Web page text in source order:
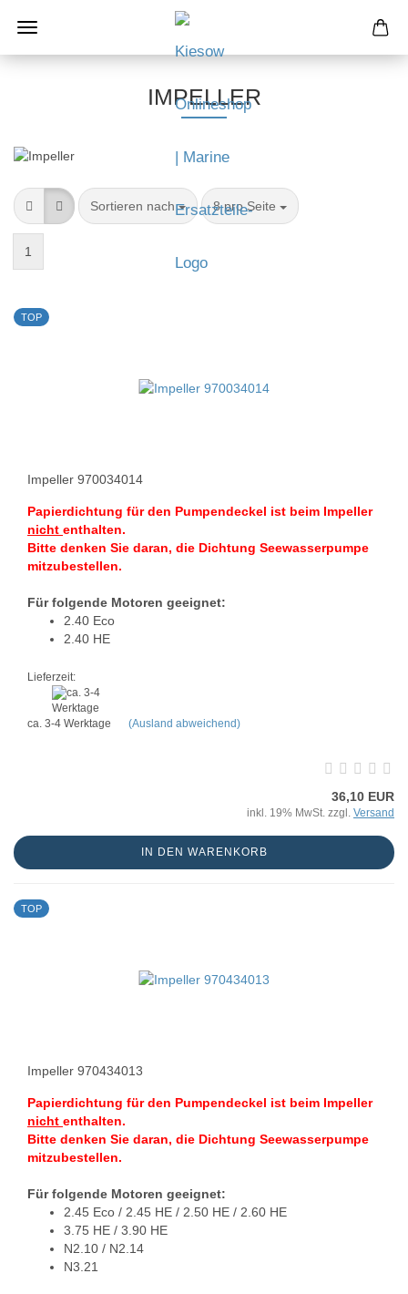
IMPELLER
Sortieren nach 8 pro Seite
1
TOP
Impeller 970034014
Papierdichtung für den Pumpendeckel ist beim Impeller
nicht enthalten.
Bitte denken Sie daran, die Dichtung Seewasserpumpe
mitzubestellen.
Für folgende Motoren geeignet:
2.40 Eco
2.40 HE
Lieferzeit:
ca. 3-4 Werktage (Ausland abweichend)
36,10 EUR
inkl. 19% MwSt. zzgl. Versand
IN DEN WARENKORB
TOP
Impeller 970434013
Papierdichtung für den Pumpendeckel ist beim Impeller
nicht enthalten.
Bitte denken Sie daran, die Dichtung Seewasserpumpe
mitzubestellen.
Für folgende Motoren geeignet:
2.45 Eco / 2.45 HE / 2.50 HE / 2.60 HE
3.75 HE / 3.90 HE
N2.10 / N2.14
N3.21